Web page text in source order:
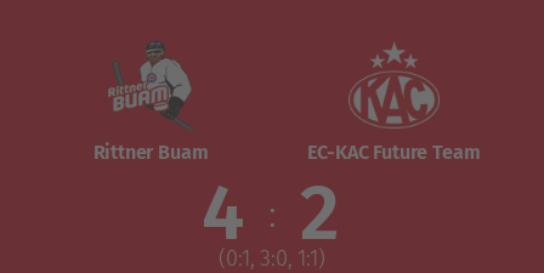
Rittner Buam
4 : 2
(0:1, 3:0, 1:1)
EC-KAC Future Team